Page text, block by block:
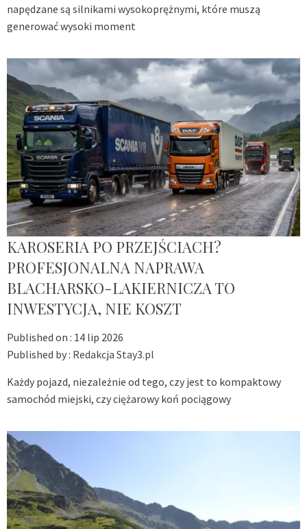
napędzane są silnikami wysokoprężnymi, które muszą
generować wysoki moment
KAROSERIA PO PRZEJŚCIACH?
PROFESJONALNA NAPRAWA
BLACHARSKO-LAKIERNICZA TO
INWESTYCJA, NIE KOSZT
Published on : 14 lip 2026
Published by : Redakcja Stay3.pl
Każdy pojazd, niezależnie od tego, czy jest to kompaktowy
samochód miejski, czy ciężarowy koń pociągowy